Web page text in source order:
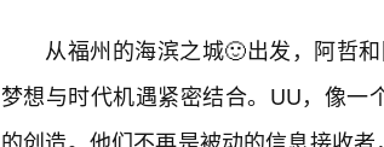
从福州的海滨之城🙂出发，阿哲
梦想与时代机遇紧密结合。UU，像一